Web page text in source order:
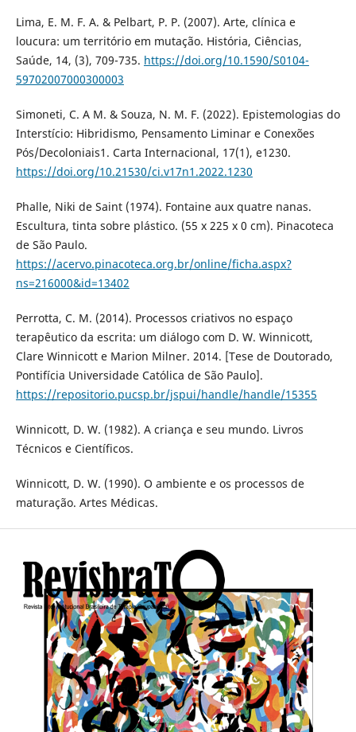
Lima, E. M. F. A. & Pelbart, P. P. (2007). Arte, clínica e
loucura: um território em mutação. História, Ciências,
Saúde, 14, (3), 709-735. https://doi.org/10.1590/S0104-
59702007000300003
Simoneti, C. A M. & Souza, N. M. F. (2022). Epistemologias do
Interstício: Hibridismo, Pensamento Liminar e Conexões
Pós/Decoloniais1. Carta Internacional, 17(1), e1230.
https://doi.org/10.21530/ci.v17n1.2022.1230
Phalle, Niki de Saint (1974). Fontaine aux quatre nanas.
Escultura, tinta sobre plástico. (55 x 225 x 0 cm). Pinacoteca
de São Paulo.
https://acervo.pinacoteca.org.br/online/ficha.aspx?
ns=216000&id=13402
Perrotta, C. M. (2014). Processos criativos no espaço
terapêutico da escrita: um diálogo com D. W. Winnicott,
Clare Winnicott e Marion Milner. 2014. [Tese de Doutorado,
Pontifícia Universidade Católica de São Paulo].
https://repositorio.pucsp.br/jspui/handle/handle/15355
Winnicott, D. W. (1982). A criança e seu mundo. Livros
Técnicos e Científicos.
Winnicott, D. W. (1990). O ambiente e os processos de
maturação. Artes Médicas.